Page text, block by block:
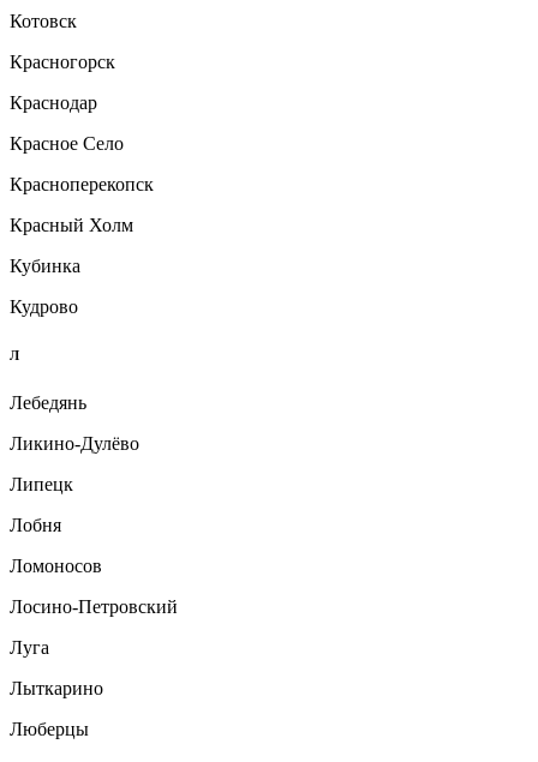
Котовск
Красногорск
Краснодар
Красное Село
Красноперекопск
Красный Холм
Кубинка
Кудрово
Л
Лебедянь
Ликино-Дулёво
Липецк
Лобня
Ломоносов
Лосино-Петровский
Луга
Лыткарино
Люберцы